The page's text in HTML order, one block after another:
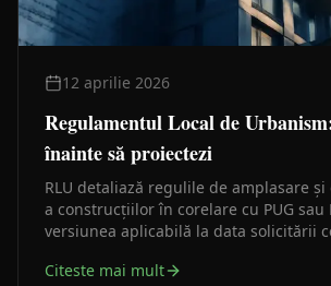
12 aprilie 2026
Regulamentul Local de
înainte să proiectezi
RLU detaliază regulile de amplasare
a construcțiilor în corelare cu PUG sau
versiunea aplicabilă la data solicitării
vechi.
Citeste mai mult